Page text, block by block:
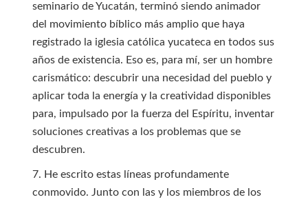
seminario de Yucatán, terminó siendo animador
del movimiento bíblico más amplio que haya
registrado la iglesia católica yucateca en todos sus
años de existencia. Eso es, para mí, ser un hombre
carismático: descubrir una necesidad del pueblo y
aplicar toda la energía y la creatividad disponibles
para, impulsado por la fuerza del Espíritu, inventar
soluciones creativas a los problemas que se
descubren.
7. He escrito estas líneas profundamente
conmovido. Junto con las y los miembros de los